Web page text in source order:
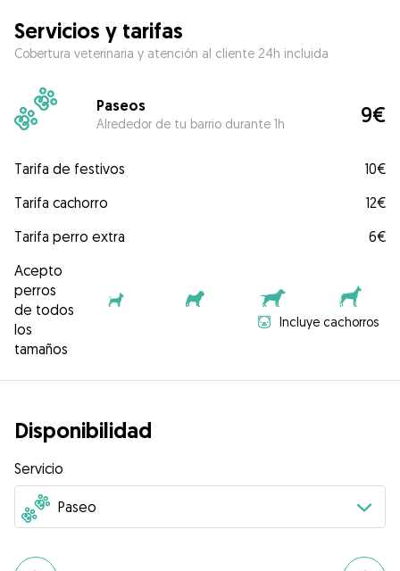
Servicios y tarifas
Cobertura veterinaria y atención al cliente 24h incluida
Paseos
Alrededor de tu barrio durante 1h 9€
Tarifa de festivos
10€
Tarifa cachorro
12€
Tarifa perro extra
6€
Acepto
perros
de todos
los
tamaños
Incluye cachorros
Disponibilidad
Servicio